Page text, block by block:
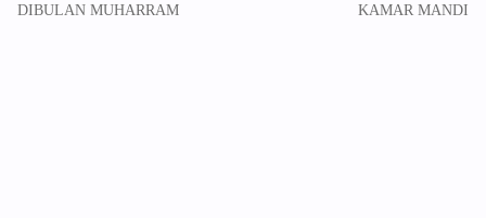
DIBULAN MUHARRAM
KAMAR MANDI